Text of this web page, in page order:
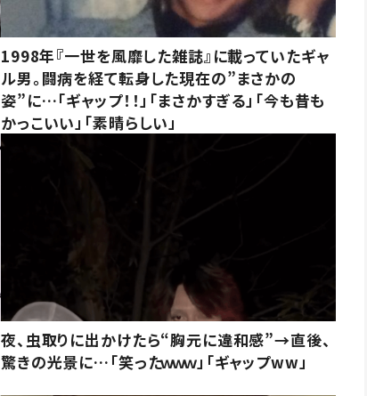
1998年『一世を風靡した雑誌』に載っていたギャ
ル男。闘病を経て転身した現在の”まさかの
姿”に…「ギャップ！！」「まさかすぎる」「今も昔も
かっこいい」「素晴らしい」
夜、虫取りに出かけたら“胸元に違和感”→直後、
驚きの光景に…「笑ったｗｗｗ」「ギャップww」